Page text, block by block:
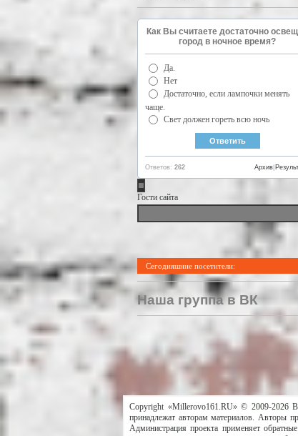
Как Вы считаете достаточно
город в ночное время?
Да.
Нет
Достаточно, если лампочки менять
чаще.
Свет должен гореть всю ночь
Ответов: 262 Архив
Гости сайта
Сегодняшние посетители:
Наша группа в ВК
Copyright «Millerovo161.RU» © 2009-2026
принадлежат авторам материалов. Авторы
Администрация проекта применяет